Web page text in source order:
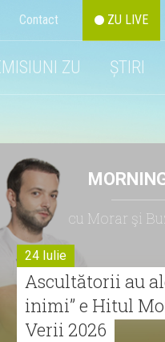
Contact ZU LIVE
ZU ȘTIRI
cu Morar şi
24 Iulie
Ascultătorii au
inimi” e Hitul
Verii 2026